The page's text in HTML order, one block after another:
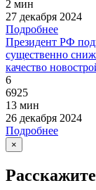
2 мин
27 декабря 2024
Подробнее
Президент РФ
существенно
качество
6
6925
13 мин
26 декабря 2024
Подробнее
×